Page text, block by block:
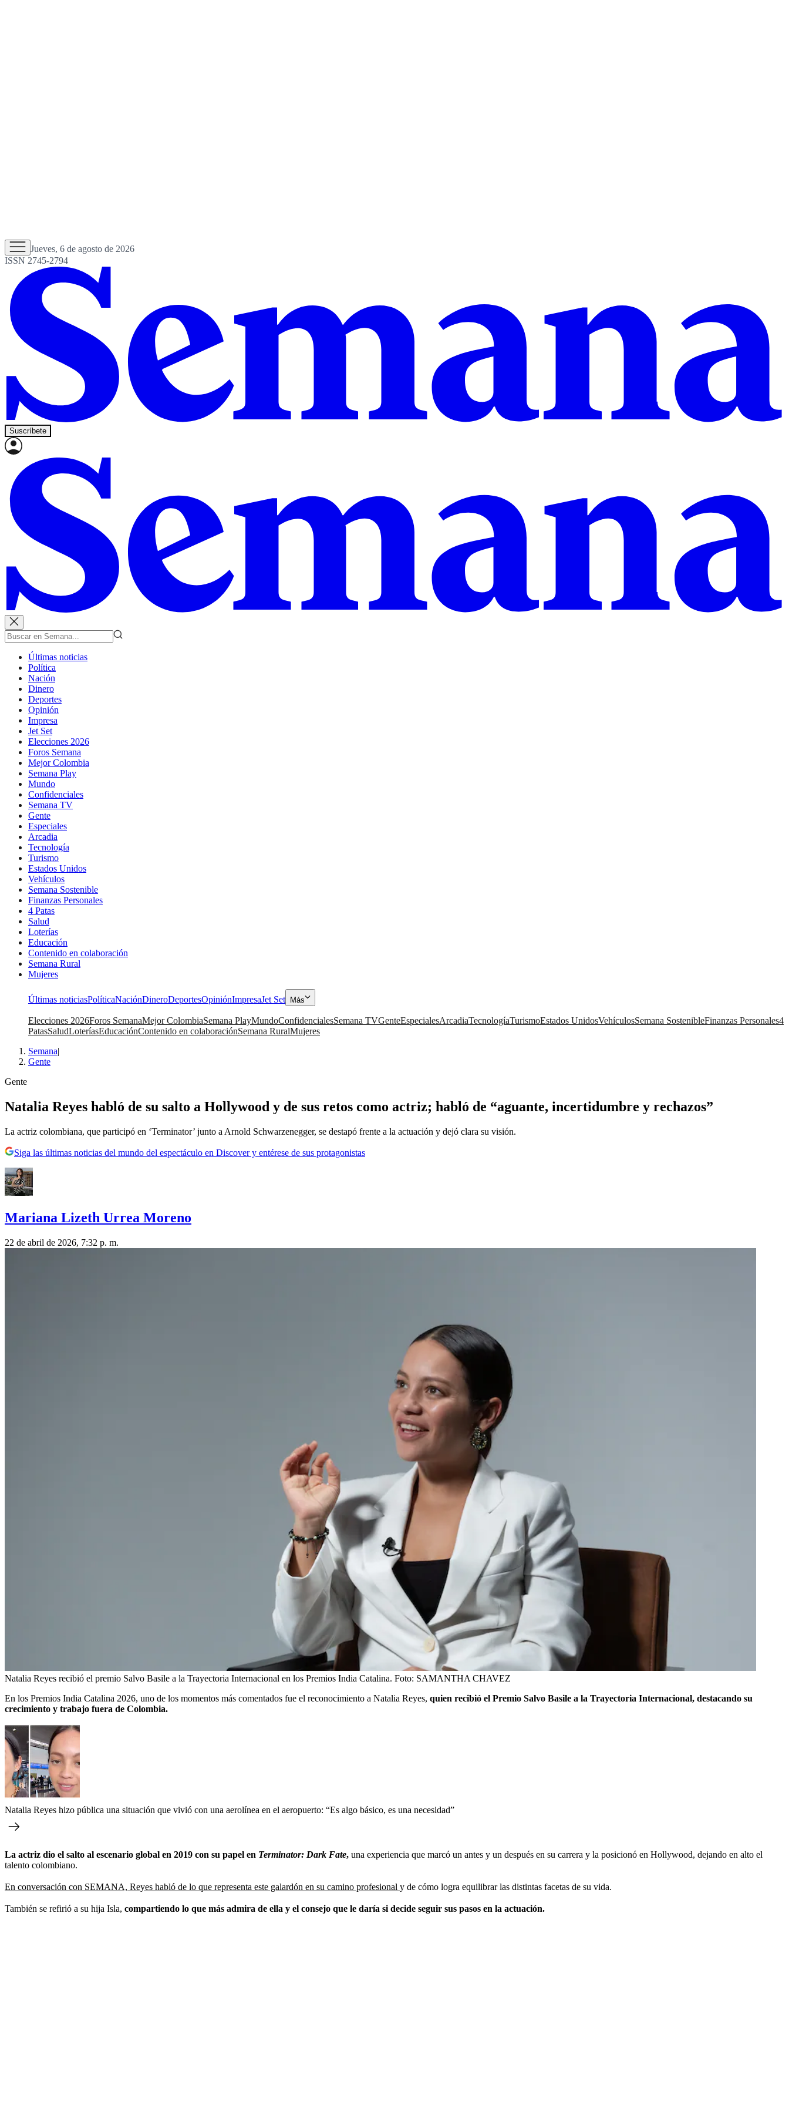
Jueves, 6 de agosto de 2026
ISSN 2745-2794
Suscríbete
Últimas noticias
Política
Nación
Dinero
Deportes
Opinión
Impresa
Jet Set
Elecciones 2026
Foros Semana
Mejor Colombia
Semana Play
Mundo
Confidenciales
Semana TV
Gente
Especiales
Arcadia
Tecnología
Turismo
Estados Unidos
Vehículos
Semana Sostenible
Finanzas Personales
4 Patas
Salud
Loterías
Educación
Contenido en colaboración
Semana Rural
Mujeres
Últimas noticiasPolíticaNaciónDineroDeportesOpiniónImpresaJet Set Más
Elecciones 2026Foros SemanaMejor ColombiaSemana PlayMundoConfidencialesSemana TVGenteEspecialesArcadiaTecnologíaTurismoEstados UnidosVehículosSemana SostenibleFinanzas Personales4
PatasSaludLoteríasEducaciónContenido en colaboraciónSemana RuralMujeres
Semana|
Gente
Gente
Natalia Reyes habló de su salto a Hollywood y de sus retos como actriz; habló de “aguante, incertidumbre y rechazos”
La actriz colombiana, que participó en ‘Terminator’ junto a Arnold Schwarzenegger, se destapó frente a la actuación y dejó clara su visión.
Siga las últimas noticias del mundo del espectáculo en Discover y entérese de sus protagonistas
Mariana Lizeth Urrea Moreno
22 de abril de 2026, 7:32 p. m.
Natalia Reyes recibió el premio Salvo Basile a la Trayectoria Internacional en los Premios India Catalina. Foto: SAMANTHA CHAVEZ
En los Premios India Catalina 2026, uno de los momentos más comentados fue el reconocimiento a Natalia Reyes, quien recibió el Premio Salvo Basile a la Trayectoria Internacional, destacando su
crecimiento y trabajo fuera de Colombia.
Natalia Reyes hizo pública una situación que vivió con una aerolínea en el aeropuerto: “Es algo básico, es una necesidad”
La actriz dio el salto al escenario global en 2019 con su papel en Terminator: Dark Fate, una experiencia que marcó un antes y un después en su carrera y la posicionó en Hollywood, dejando en alto el
talento colombiano.
En conversación con SEMANA, Reyes habló de lo que representa este galardón en su camino profesional y de cómo logra equilibrar las distintas facetas de su vida.
También se refirió a su hija Isla, compartiendo lo que más admira de ella y el consejo que le daría si decide seguir sus pasos en la actuación.